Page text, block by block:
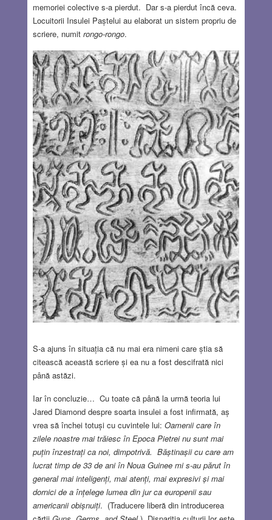
memoriei colective s-a pierdut. Dar s-a pierdut încă ceva.
Locuitorii Insulei Paștelui au elaborat un sistem propriu de
scriere, numit rongo-rongo.
S-a ajuns în situația că nu mai era nimeni care știa să
citească această scriere și ea nu a fost descifrată nici
până astăzi.
Iar în concluzie… Cu toate că până la urmă teoria lui
Jared Diamond despre soarta insulei a fost infirmată, aș
vrea să închei totuși cu cuvintele lui: Oamenii care în
zilele noastre mai trăiesc în Epoca Pietrei nu sunt mai
puțin înzestrați ca noi, dimpotrivă. Băștinașii cu care am
lucrat timp de 33 de ani în Noua Guinee mi s-au părut în
general mai inteligenți, mai atenți, mai expresivi și mai
dornici de a înțelege lumea din jur ca europenii sau
americanii obișnuiți. (Traducere liberă din introducerea